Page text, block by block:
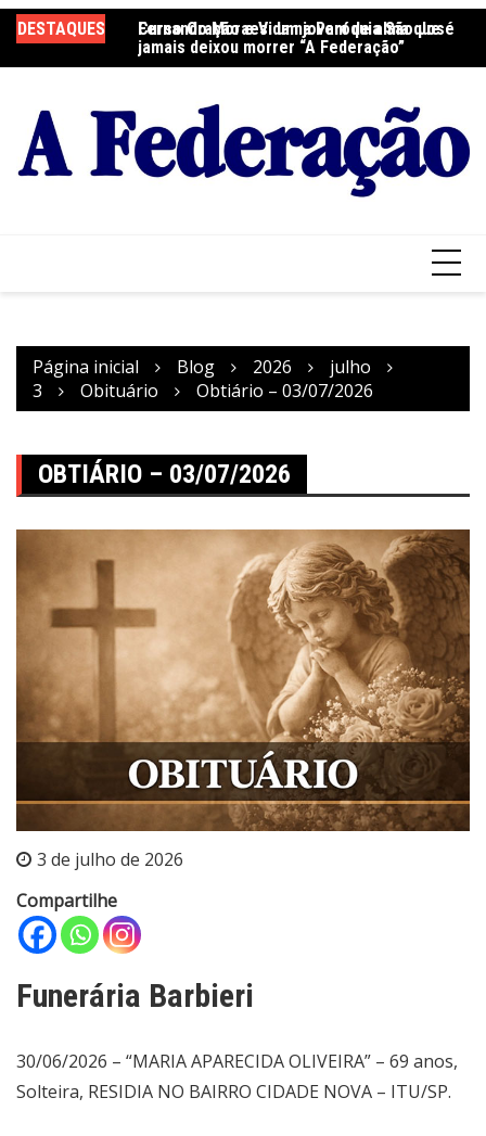
para
o
DESTAQUES
Fernando Moraes: um jovem de alma que
jamais deixou morrer “A Federação”
Curso Oração e Vida na Paróquia São José
Página inicial Blog 2026
julho
3
Obituário Obtiário – 03/07/2026
OBTIÁRIO – 03/07/2026
3 de julho de 2026
Compartilhe
Funerária Barbieri
30/06/2026 – “MARIA APARECIDA OLIVEIRA” – 69 anos,
Solteira, RESIDIA NO BAIRRO CIDADE NOVA – ITU/SP.